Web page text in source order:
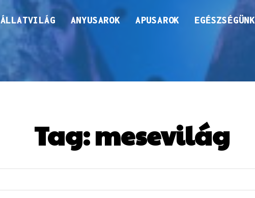
ÁLLATVILÁG ANYUSAROK APUSAROK EGÉSZSÉGÜNK
Tag:mesevilág